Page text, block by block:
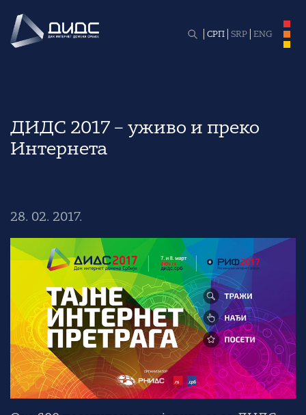
СРП SRP ENG
ДИДС 2017 – уживо и преко
Интернета
28. 02. 2017.